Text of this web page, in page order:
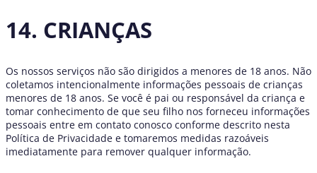
14. CRIANÇAS
Os nossos serviços não são dirigidos a menores de 18 anos. Não
coletamos intencionalmente informações pessoais de crianças
menores de 18 anos. Se você é pai ou responsável da criança e
tomar conhecimento de que seu filho nos forneceu informações
pessoais entre em contato conosco conforme descrito nesta
Política de Privacidade e tomaremos medidas razoáveis
imediatamente para remover qualquer informação.